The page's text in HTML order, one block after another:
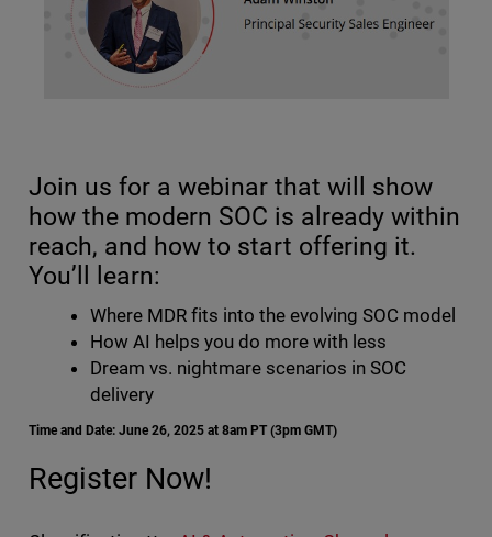
Join us for a webinar that will show
how the modern SOC is already within
reach, and how to start offering it.
You’ll learn:
Where MDR fits into the evolving SOC model
How AI helps you do more with less
Dream vs. nightmare scenarios in SOC
delivery
Time and Date: June 26, 2025 at 8am PT (3pm GMT)
Register Now!